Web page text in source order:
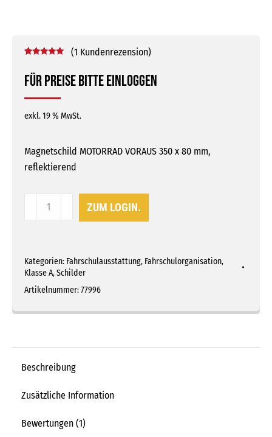
Für Preise bitte einloggen
5.00
basierend
Kundenbewertung
(1 Kundenrezension)
exkl. 19 % MwSt.
Magnetschild MOTORRAD VORAUS 350 x 80 mm,
reflektierend
Magnetschild
x
80
mm,
reflektierend
ZUM LOGIN.
Kategorien: Fahrschulausstattung, Fahrschulorganisation,
Klasse A,Schilder
Artikelnummer:77996
Beschreibung
Zusätzliche Information
Bewertungen (1)